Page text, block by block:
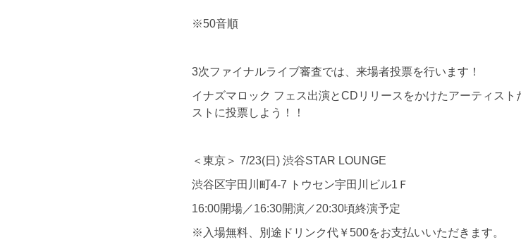
※50音順
3次ファイナルライブ審査では、来場者投票を行います！
イナズマロック フェス出演とCDリリースをかけたアーティス
ストに投票しよう！！
＜東京＞ 7/23(日) 渋谷STAR LOUNGE
渋谷区宇田川町4-7 トウセン宇田川ビル1Ｆ
16:00開場／16:30開演／20:30頃終演予定
※入場無料、別途ドリンク代￥500をお支払いいただきます。